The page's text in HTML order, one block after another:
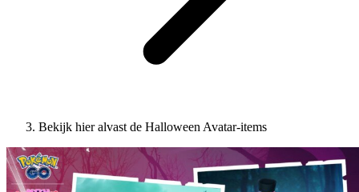
Bekijk hier alvast de Halloween Avatar-items